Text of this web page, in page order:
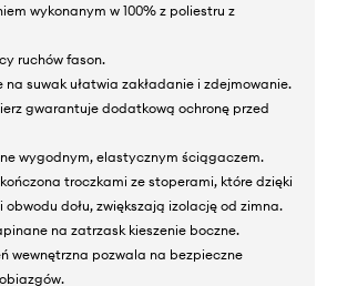
wykonanym w 100% z poliestru z
ruchów fason.
suwak ułatwia zakładanie i zdejmowanie.
gwarantuje dodatkową ochronę przed
wygodnym, elastycznym ściągaczem.
troczkami ze stoperami, które dzięki
obwodu dołu, zwiększają izolację od zimna.
na zatrzask kieszenie boczne.
wewnętrzna pozwala na bezpieczne